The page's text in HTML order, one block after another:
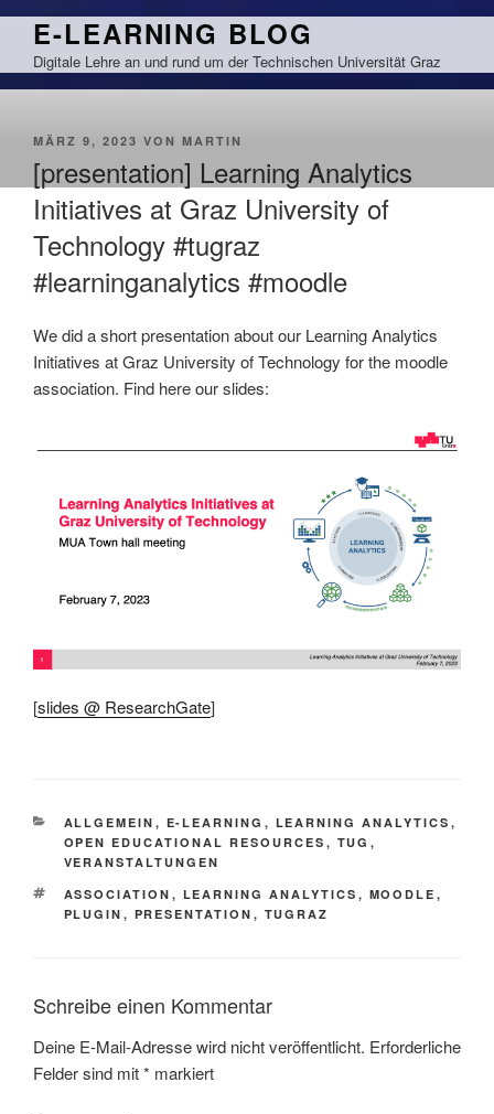
Zum
springen
E-LEARNING BLOG
Digitale Lehre an und rund um der Technischen Universität Graz
VERÖFFENTLICHT
MÄRZ 9, 2023 VON MARTIN
[presentation] Learning Analytics
Initiatives at Graz University of
Technology #tugraz
#learninganalytics #moodle
We did a short presentation about our Learning Analytics
Initiatives at Graz University of Technology for the moodle
association. Find here our slides:
[slides @ ResearchGate]
KATEGORIEN
ALLGEMEIN , E-LEARNING , LEARNING ANALYTICS ,
OPEN EDUCATIONAL RESOURCES , TUG ,
VERANSTALTUNGEN
SCHLAGWÖRTER
ASSOCIATION , LEARNING ANALYTICS , MOODLE ,
PLUGIN , PRESENTATION , TUGRAZ
Schreibe einen Kommentar
Deine E-Mail-Adresse wird nicht veröffentlicht. Erforderliche
Felder sind mit* markiert